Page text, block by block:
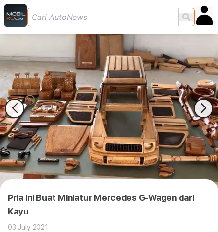
Pria ini Buat Miniatur Mercedes G-Wagen dari
Kayu
03 July 2021